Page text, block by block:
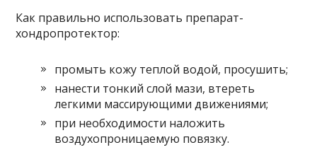
Как правильно использовать препарат-
хондропротектор:
промыть кожу теплой водой, просушить;
нанести тонкий слой мази, втереть
легкими массирующими движениями;
при необходимости наложить
воздухопроницаемую повязку.